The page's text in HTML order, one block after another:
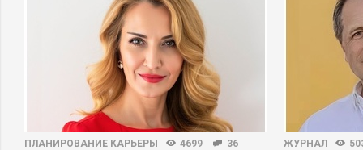
ПЛАНИРОВАНИЕ КАРЬЕРЫ 4699 36 ЖУРНАЛ